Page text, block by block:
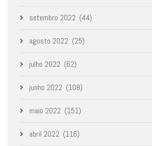
setembro 2022 (44)
agosto 2022 (25)
julho 2022 (62)
junho 2022 (108)
maio 2022 (151)
abril 2022 (116)